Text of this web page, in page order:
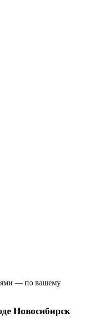
— по вашему
Новосибирск